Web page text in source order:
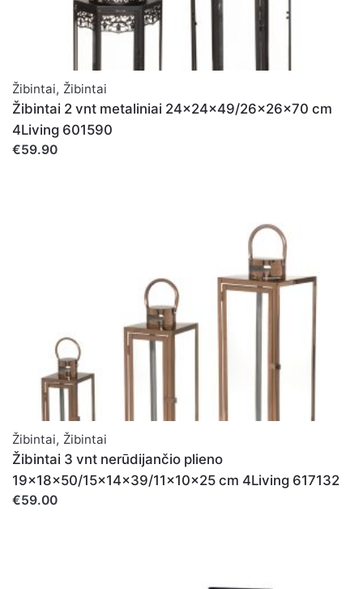
Žibintai, Žibintai
Žibintai 2 vnt metaliniai 24x24x49/26x26x70 cm
4Living 601590
€59.90
Žibintai, Žibintai
Žibintai 3 vnt nerūdijančio plieno
19x18x50/15x14x39/11x10x25 cm 4Living 617132
€59.00